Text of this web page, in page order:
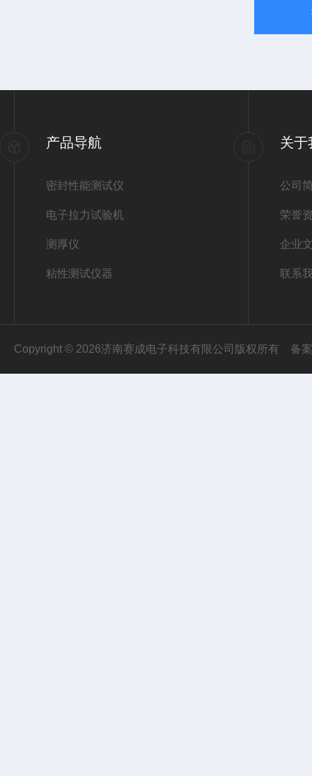
产品导航
密封性能测试仪
电子拉力试验机
测厚仪
粘性测试仪器
关于
公司
荣誉
企业
联系
Copyright © 2026济南赛成电子科技有限公司版权所有 备